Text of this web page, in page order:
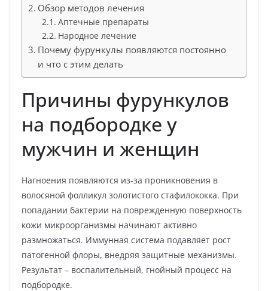
Обзор методов лечения
Аптечные препараты
Народное лечение
Почему фурункулы появляются постоянно
и что с этим делать
Причины фурункулов
на подбородке у
мужчин и женщин
Нагноения появляются из-за проникновения в
волосяной фолликул золотистого стафилококка. При
попадании бактерии на поврежденную поверхность
кожи микроорганизмы начинают активно
размножаться. Иммунная система подавляет рост
патогенной флоры, внедряя защитные механизмы.
Результат – воспалительный, гнойный процесс на
подбородке.